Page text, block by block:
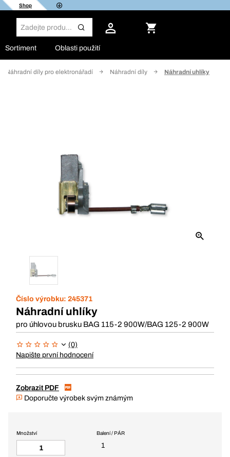
Shop
Sortiment Oblasti použití
Náhradní díly pro elektronářadí Náhradní díly Náhradní uhlíky
Číslo výrobku: 245371
Náhradní uhlíky
pro úhlovou brusku BAG 115-2 900W/BAG 125-2 900W
(0)
Napište první hodnocení
Zobrazit PDF
Doporučte výrobek svým známým
Balení / PÁR
1
Množství